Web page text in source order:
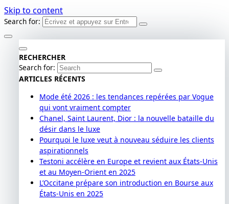
Skip to content
Search for:
RECHERCHER
Search for:
ARTICLES RÉCENTS
Mode été 2026 : les tendances repérées par Vogue
qui vont vraiment compter
Chanel, Saint Laurent, Dior : la nouvelle bataille du
désir dans le luxe
Pourquoi le luxe veut à nouveau séduire les clients
aspirationnels
Testoni accélère en Europe et revient aux États-Unis
et au Moyen-Orient en 2025
L’Occitane prépare son introduction en Bourse aux
États-Unis en 2025